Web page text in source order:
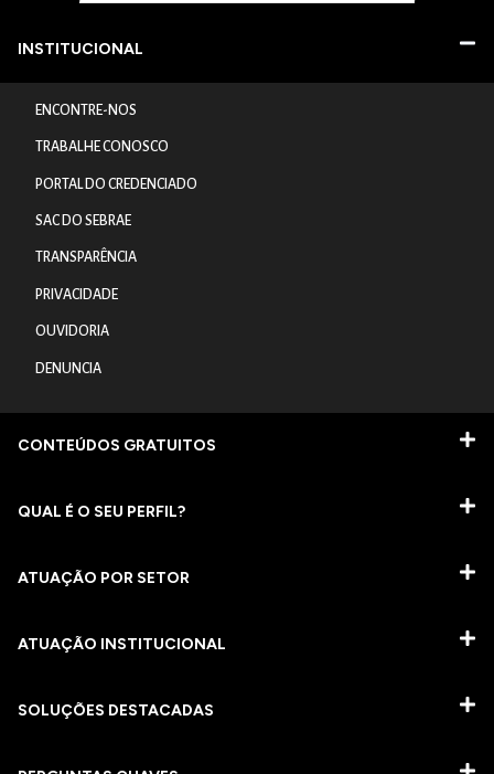
INSTITUCIONAL
ENCONTRE-NOS
TRABALHE CONOSCO
PORTAL DO CREDENCIADO
SAC DO SEBRAE
TRANSPARÊNCIA
PRIVACIDADE
OUVIDORIA
DENUNCIA
CONTEÚDOS GRATUITOS
QUAL É O SEU PERFIL?
ATUAÇÃO POR SETOR
ATUAÇÃO INSTITUCIONAL
SOLUÇÕES DESTACADAS